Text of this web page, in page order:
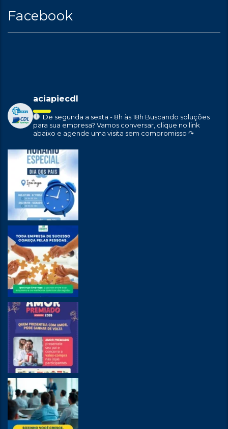
Facebook
aciapiecdl
De segunda a sexta - 8h às 18h Buscando soluções
para sua empresa? Vamos conversar, clique no link
abaixo e agende uma visita sem compromisso ↷